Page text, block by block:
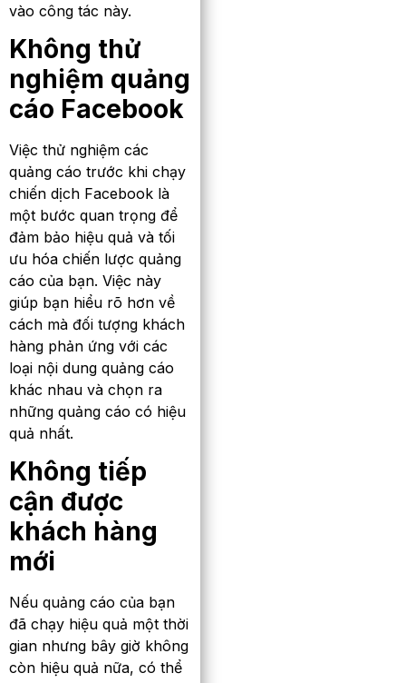
vào công tác này.
Không thử
nghiệm quảng
cáo Facebook
Việc thử nghiệm các
quảng cáo trước khi chạy
chiến dịch Facebook là
một bước quan trọng để
đảm bảo hiệu quả và tối
ưu hóa chiến lược quảng
cáo của bạn. Việc này
giúp bạn hiểu rõ hơn về
cách mà đối tượng khách
hàng phản ứng với các
loại nội dung quảng cáo
khác nhau và chọn ra
những quảng cáo có hiệu
quả nhất.
Không tiếp
cận được
khách hàng
mới
Nếu quảng cáo của bạn
đã chạy hiệu quả một thời
gian nhưng bây giờ không
còn hiệu quả nữa, có thể